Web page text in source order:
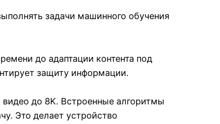
задачи машинного обучения
до адаптации контента под
защиту информации.
до 8K. Встроенные алгоритмы
Это делает устройство